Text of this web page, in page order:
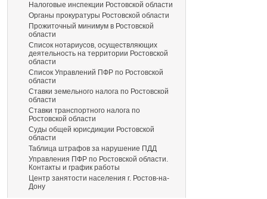
Налоговые инспекции Ростовской области
Органы прокуратуры Ростовской области
Прожиточный минимум в Ростовской
области
Список нотариусов, осуществляющих
деятельность на территории Ростовской
области
Список Управлений ПФР по Ростовской
области
Ставки земельного налога по Ростовской
области
Ставки транспортного налога по
Ростовской области
Суды общей юрисдикции Ростовской
области
Таблица штрафов за нарушение ПДД
Управления ПФР по Ростовской области.
Контакты и график работы
Центр занятости населения г. Ростов-на-
Дону